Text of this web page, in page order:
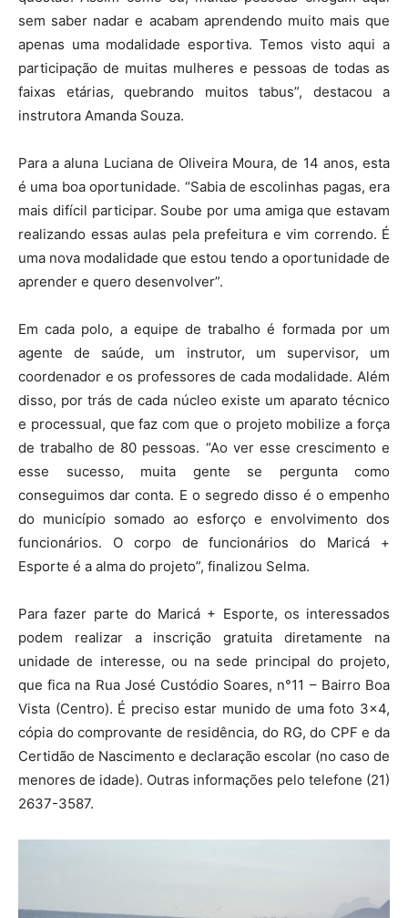
sem saber nadar e acabam aprendendo muito mais que
apenas uma modalidade esportiva. Temos visto aqui a
participação de muitas mulheres e pessoas de todas as
faixas etárias, quebrando muitos tabus”, destacou a
instrutora Amanda Souza.
Para a aluna Luciana de Oliveira Moura, de 14 anos, esta
é uma boa oportunidade. “Sabia de escolinhas pagas, era
mais difícil participar. Soube por uma amiga que estavam
realizando essas aulas pela prefeitura e vim correndo. É
uma nova modalidade que estou tendo a oportunidade de
aprender e quero desenvolver”.
Em cada polo, a equipe de trabalho é formada por um
agente de saúde, um instrutor, um supervisor, um
coordenador e os professores de cada modalidade. Além
disso, por trás de cada núcleo existe um aparato técnico
e processual, que faz com que o projeto mobilize a força
de trabalho de 80 pessoas. “Ao ver esse crescimento e
esse sucesso, muita gente se pergunta como
conseguimos dar conta. E o segredo disso é o empenho
do município somado ao esforço e envolvimento dos
funcionários. O corpo de funcionários do Maricá +
Esporte é a alma do projeto”, finalizou Selma.
Para fazer parte do Maricá + Esporte, os interessados
podem realizar a inscrição gratuita diretamente na
unidade de interesse, ou na sede principal do projeto,
que fica na Rua José Custódio Soares, n°11 – Bairro Boa
Vista (Centro). É preciso estar munido de uma foto 3×4,
cópia do comprovante de residência, do RG, do CPF e da
Certidão de Nascimento e declaração escolar (no caso de
menores de idade). Outras informações pelo telefone (21)
2637-3587.